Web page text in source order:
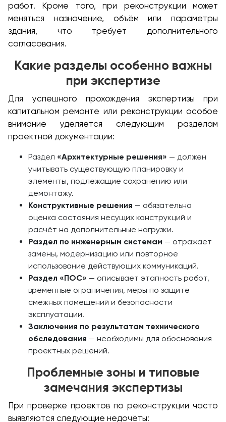
работ. Кроме того, при реконструкции может
меняться назначение, объём или параметры
здания, что требует дополнительного
согласования.
Какие разделы особенно важны
при экспертизе
Для успешного прохождения экспертизы при
капитальном ремонте или реконструкции особое
внимание уделяется следующим разделам
проектной документации:
Раздел «Архитектурные решения» — должен
учитывать существующую планировку и
элементы, подлежащие сохранению или
демонтажу.
Конструктивные решения — обязательна
оценка состояния несущих конструкций и
расчёт на дополнительные нагрузки.
Раздел по инженерным системам — отражает
замены, модернизацию или повторное
использование действующих коммуникаций.
Раздел «ПОС» — описывает этапность работ,
временные ограничения, меры по защите
смежных помещений и безопасности
эксплуатации.
Заключения по результатам технического
обследования — необходимы для обоснования
проектных решений.
Проблемные зоны и типовые
замечания экспертизы
При проверке проектов по реконструкции часто
выявляются следующие недочёты: